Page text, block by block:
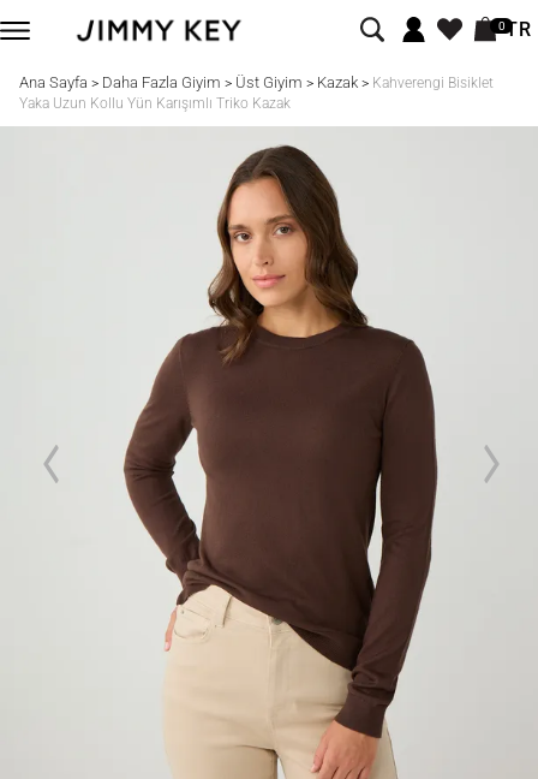
0TR
Ana Sayfa > Daha Fazla Giyim > Üst Giyim > Kazak> Kahverengi Bisiklet
Yaka Uzun Kollu Yün Karışımlı Triko Kazak